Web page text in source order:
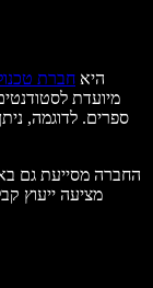
היא חברת
מיועדת
ספרים. לדוגמה,
החברה מסייעת גם